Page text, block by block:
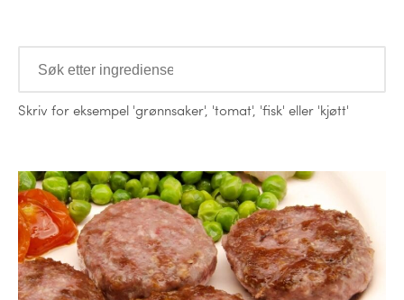
Ingredienser
Skriv for eksempel 'grønnsaker', 'tomat', 'fisk' eller 'kjøtt'
Oppskrifter